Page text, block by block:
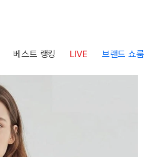
베스트 랭킹 LIVE 브랜드 쇼룸